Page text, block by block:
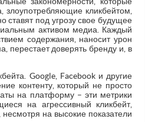
злоупотребляющие кликбейтом,
под угрозу свое будущее
активом медиа. Каждый
содержания, наносит урон
перестает доверять бренду и, в
Google, Facebook и другие
контенту, который не просто
на платформу – эти метрики
на агрессивный кликбейт,
на высокие показатели